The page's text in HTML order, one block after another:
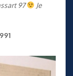
97
Je